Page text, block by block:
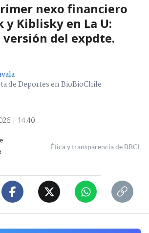
nexo financiero
y Kiblisky en La U:
del expdte.
de Deportes en BioBioChile
| 14:40
Ética y transparencia de BBCL